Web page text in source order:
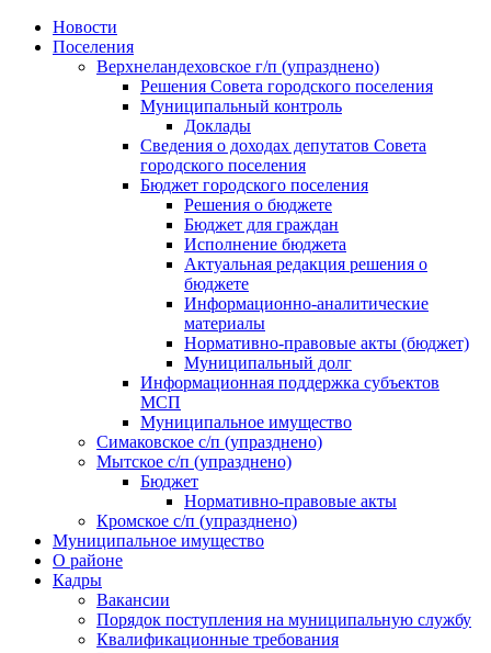
Skip
Новости
Поселения
Верхнеландеховское г/п (упразднено)
Решения Совета городского поселения
Муниципальный контроль
Доклады
Сведения о доходах депутатов Совета
городского поселения
Бюджет городского поселения
Решения о бюджете
Бюджет для граждан
Исполнение бюджета
Актуальная редакция решения о
бюджете
Информационно-аналитические
материалы
Нормативно-правовые акты (бюджет)
Муниципальный долг
Информационная поддержка субъектов
МСП
Муниципальное имущество
Симаковское с/п (упразднено)
Мытское с/п (упразднено)
Бюджет
Нормативно-правовые акты
Кромское с/п (упразднено)
Муниципальное имущество
О районе
Кадры
Вакансии
Порядок поступления на муниципальную службу
Квалификационные требования